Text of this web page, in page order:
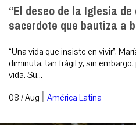
“El deseo de la Iglesia
sacerdote que bautiza a
“Una vida que insiste en vivir”,
diminuta, tan frágil y, sin
vida. Su...
08 / Aug | América Latina